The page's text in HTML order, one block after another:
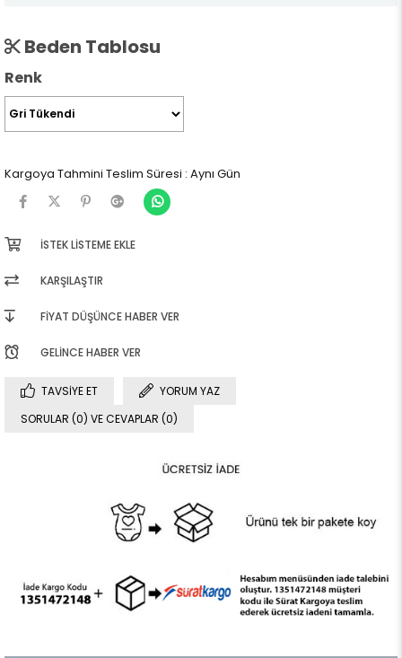
Beden Tablosu
Renk
Kargoya Tahmini Teslim Süresi : Aynı Gün
İSTEK LISTEME EKLE
KARŞILAŞTIR
FIYAT DÜŞÜNCE HABER VER
GELINCE HABER VER
TAVSIYE ET
YORUM YAZ
SORULAR (0) VE CEVAPLAR (0)